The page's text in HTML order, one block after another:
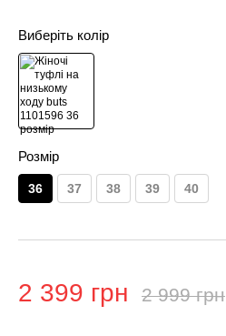
Виберіть колір
Розмір
36 37 38 39 40
2 399 грн 2 999 грн